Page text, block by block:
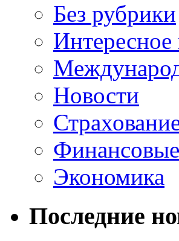
Без рубрики
Новости
Экономика
Последние